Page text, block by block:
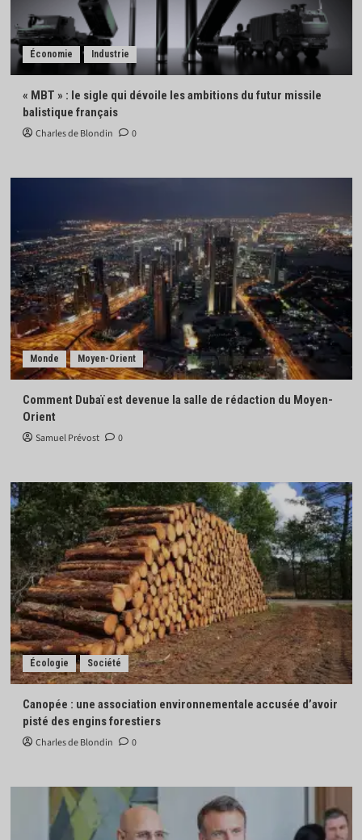
Économie Industrie
« MBT » : le sigle qui dévoile les ambitions du futur missile
balistique français
Charles de Blondin 0
Monde Moyen-Orient
Comment Dubaï est devenue la salle de rédaction du Moyen-
Orient
Samuel Prévost 0
Écologie Société
Canopée : une association environnementale accusée d’avoir
pisté des engins forestiers
Charles de Blondin 0